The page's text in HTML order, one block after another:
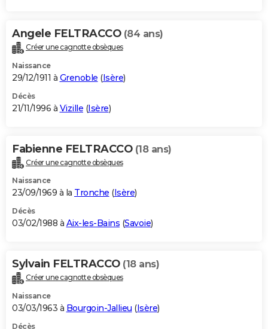
Angele FELTRACCO (84 ans)
Créer une cagnotte obsèques
Naissance
29/12/1911 à Grenoble (Isère)
Décès
21/11/1996 à Vizille (Isère)
Fabienne FELTRACCO (18 ans)
Créer une cagnotte obsèques
Naissance
23/09/1969 à la Tronche (Isère)
Décès
03/02/1988 à Aix-les-Bains (Savoie)
Sylvain FELTRACCO (18 ans)
Créer une cagnotte obsèques
Naissance
03/03/1963 à Bourgoin-Jallieu (Isère)
Décès